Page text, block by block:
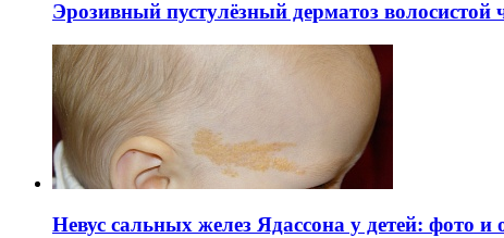
Эрозивный пустулёзный дерматоз
Невус сальных желез Ядассона у детей: фото